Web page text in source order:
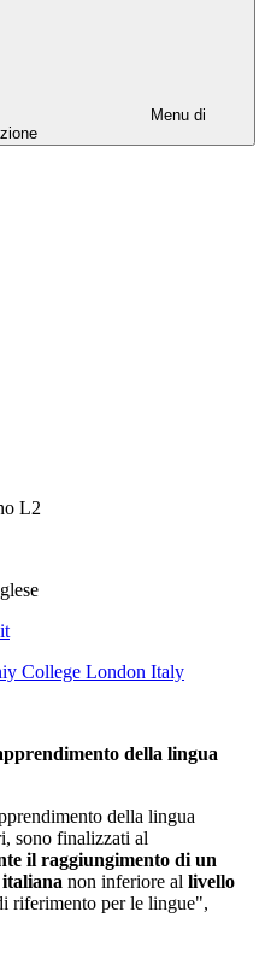
Menu di
L2
College London Italy
della lingua
della lingua
sono finalizzati al
il raggiungimento di un
non inferiore al livello
riferimento per le lingue",